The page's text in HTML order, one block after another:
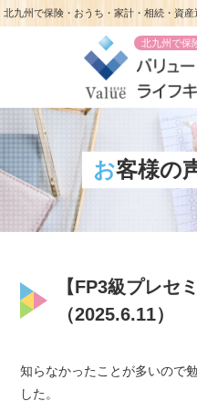
北九州で保険・おうち・家計・相続・資
北九州で保
お客様の
【FP3級プレセ
（2025.6.11）
知らなかったことが多いので
した。